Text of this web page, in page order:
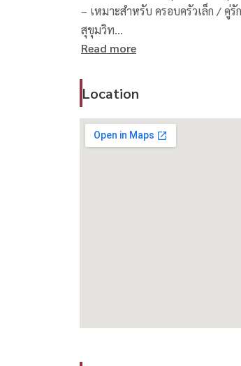
– เหมาะสำหรับ ครอบครัวเล็ก / คู่
สุขุมวิท
สนใจนัดชม / For private viewing /
Call / WhatsApp:
LINE: @housewa
Email:
Read more
Location